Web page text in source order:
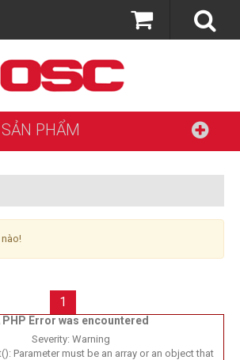
PHẨM
1
PHP Error was encountered
Severity: Warning
Parameter must be an array or an object that